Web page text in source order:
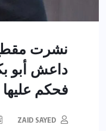
نشرت
داعش أبو
فحكم عليها
ZAID SAYED